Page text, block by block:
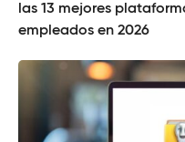
las 13 mejores
empleados en 2026